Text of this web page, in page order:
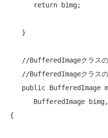
return bimg;
//BufferedImageクラスの
//BufferedImageクラスの
public BufferedImage
{